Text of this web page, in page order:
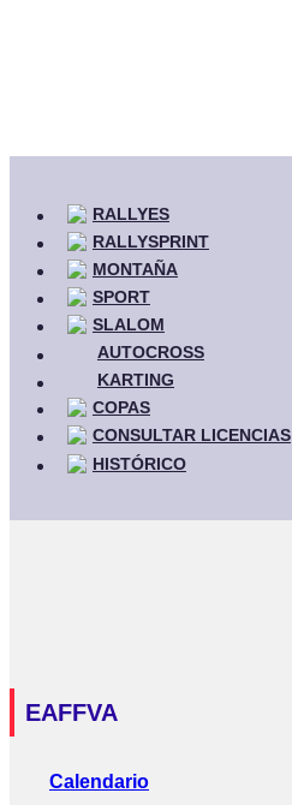
RALLYES
RALLYSPRINT
MONTAÑA
SPORT
SLALOM
AUTOCROSS
KARTING
COPAS
CONSULTAR LICENCIAS
HISTÓRICO
EAFFVA
Calendario